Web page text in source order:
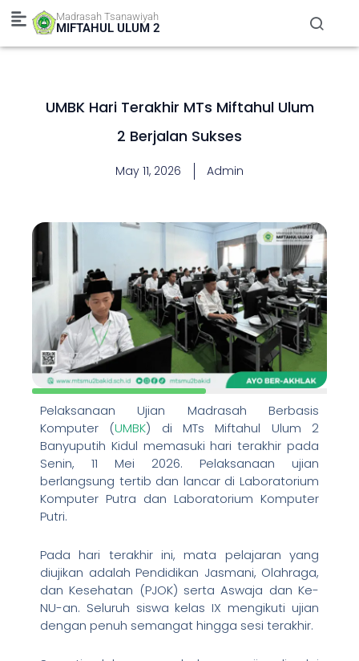
Skip
content
Madrasah Tsanawiyah
MIFTAHUL ULUM 2
UMBK Hari Terakhir MTs Miftahul Ulum
2 Berjalan Sukses
May 11, 2026 Admin
Pelaksanaan Ujian Madrasah Berbasis
Komputer (UMBK) di MTs Miftahul Ulum 2
Banyuputih Kidul memasuki hari terakhir pada
Senin, 11 Mei 2026. Pelaksanaan ujian
berlangsung tertib dan lancar di Laboratorium
Komputer Putra dan Laboratorium Komputer
Putri.
Pada hari terakhir ini, mata pelajaran yang
diujikan adalah Pendidikan Jasmani, Olahraga,
dan Kesehatan (PJOK) serta Aswaja dan Ke-
NU-an. Seluruh siswa kelas IX mengikuti ujian
dengan penuh semangat hingga sesi terakhir.